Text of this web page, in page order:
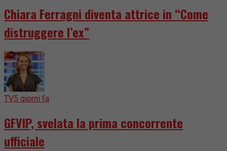
Chiara Ferragni diventa attrice in “Come
distruggere l’ex”
TV5 giorni fa
GFVIP, svelata la prima concorrente
ufficiale